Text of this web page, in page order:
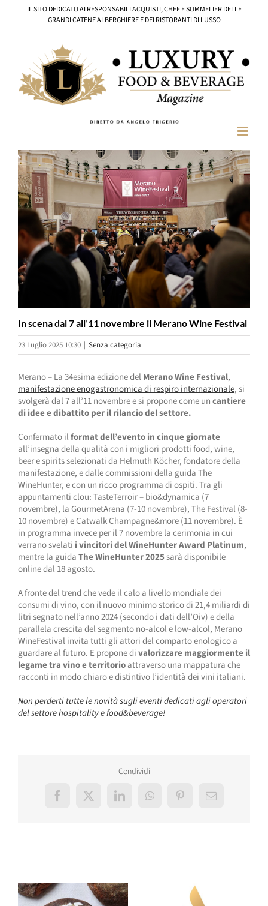
IL SITO DEDICATO AI RESPONSABILI ACQUISTI, CHEF E SOMMELIER DELLE
GRANDI CATENE ALBERGHIERE E DEI RISTORANTI DI LUSSO
Ingrandisci
immagine
In scena dal 7 all’11 novembre il Merano Wine Festival
23 Luglio 2025 10:30 | Senza categoria
Merano – La 34esima edizione del Merano Wine Festival,
manifestazione enogastronomica di respiro internazionale, si
svolgerà dal 7 all’11 novembre e si propone come uncantiere
di idee e dibattito per il rilancio del settore.
Confermato ilformat dell’evento in cinque giornate
all’insegna della qualità con i migliori prodotti food, wine,
beer e spirits selezionati da Helmuth Köcher, fondatore della
manifestazione, e dalle commissioni della guida The
WineHunter, e con un ricco programma di ospiti. Tra gli
appuntamenti clou: TasteTerroir – bio&dynamica (7
novembre), la GourmetArena (7-10 novembre), The Festival (8-
10 novembre) e Catwalk Champagne&more (11 novembre). È
in programma invece per il 7 novembre la cerimonia in cui
verrano svelati i vincitori del WineHunter Award Platinum,
mentre la guidaThe WineHunter 2025sarà disponibile
online dal 18 agosto.
A fronte del trend che vede il calo a livello mondiale dei
consumi di vino, con il nuovo minimo storico di 21,4 miliardi di
litri segnato nell’anno 2024 (secondo i dati dell’Oiv) e della
parallela crescita del segmento no-alcol e low-alcol, Merano
WineFestival invita tutti gli attori del comparto enologico a
guardare al futuro. E propone divalorizzare maggiormente il
legame tra vino e territorioattraverso una mappatura che
racconti in modo chiaro e distintivo l’identità dei vini italiani.
Non perderti tutte le novità sugli eventi dedicati agli operatori
del settore hospitality e food&beverage!
Condividi
Facebook
X LinkedInWhatsAppPinterestEmail